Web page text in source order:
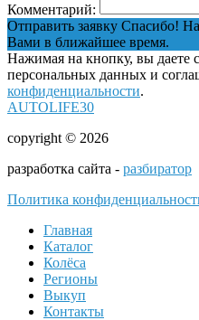
Комментарий:
Отправить заявку Спасибо!
Вами в ближайшее время.
Нажимая на кнопку, вы даете
персональных данных и
конфиденциальности.
AUTOLIFE30
copyright © 2026
разработка сайта - разбиратор
Политика
Главная
Каталог
Колёса
Регионы
Выкуп
Контакты